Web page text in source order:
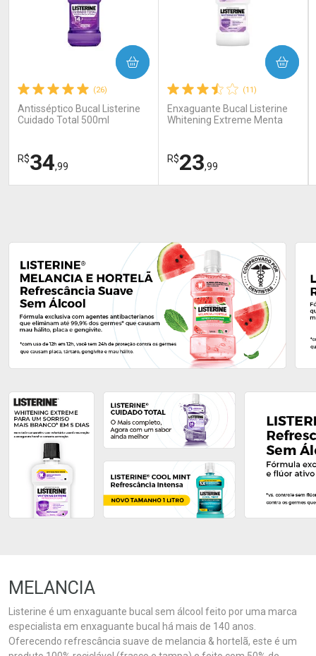
(26)
Antisséptico Bucal Listerine
Cuidado Total 500ml
R$34,99
COMPRAR
Ativar Desconto
Comprar sem Desconto
Por R$ 34,99/cada
Comprar sem Desconto
Por R$ 34,99/cada
(11)
Enxaguante Bucal Listerine
Whitening Extreme Menta
R$23,99
COMPRAR
Ativar Desconto
Comprar sem Desconto
Por R$ 23,99/cada
Comprar sem Desconto
Por R$ 23,99/cada
MELANCIA
Listerine é um enxaguante bucal sem álcool feito por uma marca
especialista em enxaguante bucal há mais de 140 anos.
Oferecendo refrescância suave de melancia & hortelã, este é um